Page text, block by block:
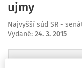
ujmy
Najvyšší súd SR -
Vydané: 24. 3. 2015